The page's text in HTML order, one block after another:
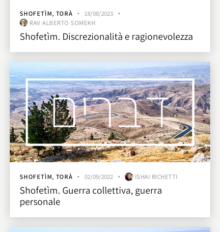
SHOFETÌM, TORÀ
18/08/2023
RAV ALBERTO SOMEKH
Shofetìm. Discrezionalità e ragionevolezza
SHOFETÌM, TORÀ 02/09/2022 ISHAI RICHETTI
Shofetìm. Guerra collettiva, guerra
personale